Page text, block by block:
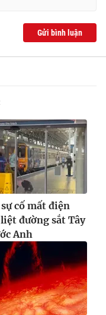
Gửi bình luận
cố mất điện
đường sắt Tây
Anh